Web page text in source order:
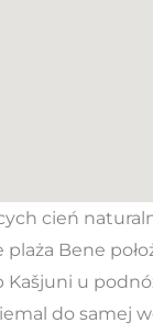
cień
Bene
Kašjuni u
do samej